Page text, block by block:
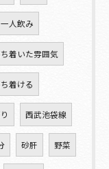
一人飲み
着いた雰囲気
着ける
西武池袋線
砂肝 野菜